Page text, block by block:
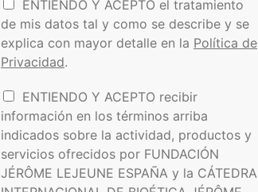
*
o
s
r
e
e
l
c
t
r
n
i
o
l
í
t
c
a
d
e
P
r
ENTIENDO Y ACEPTO el tratamiento
de mis datos tal y como se describe y se
explica con mayor detalle en la Política de
Privacidad.
I
n
f
o
r
m
ENTIENDO Y ACEPTO recibir
información en los términos arriba
indicados sobre la actividad, productos y
servicios ofrecidos por FUNDACIÓN
JÉRÔME LEJEUNE ESPAÑA y la CÁTEDRA